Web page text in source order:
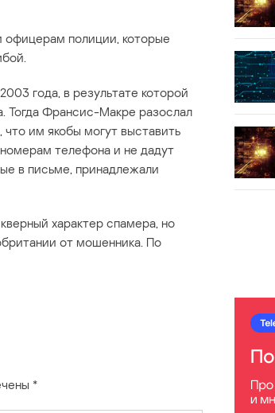
офицерам полиции, которые
года, в результате которой
Тогда Франсис-Макре разослал
им якобы могут выставить
телефона и не дадут
в письме, принадлежали
характер спамера, но
от мошенника. По
*